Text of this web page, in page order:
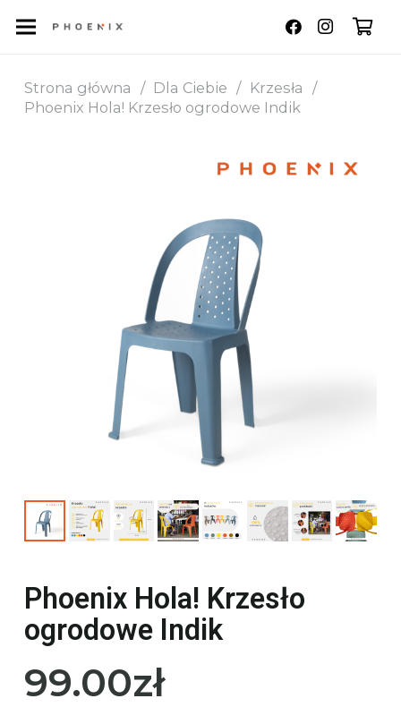
Strona główna / Dla Ciebie / Krzesła /
Phoenix Hola! Krzesło ogrodowe Indik
Phoenix Hola! Krzesło
ogrodowe Indik
99.00zł